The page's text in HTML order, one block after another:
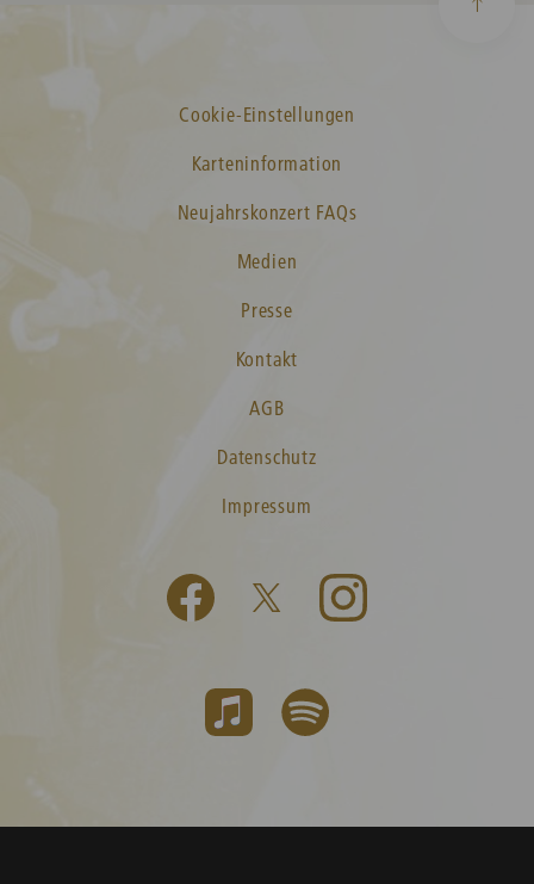
Cookie-Einstellungen
Karteninformation
Neujahrskonzert FAQs
Medien
Presse
Kontakt
AGB
Datenschutz
Impressum